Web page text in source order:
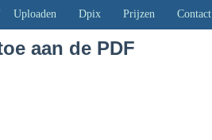
Uploaden Dpix Prijzen Contact
aan de PDF